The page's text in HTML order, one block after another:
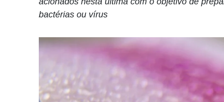
bactérias ou vírus